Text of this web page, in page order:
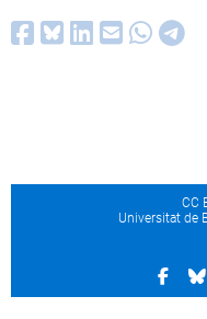
CC
Universitat de